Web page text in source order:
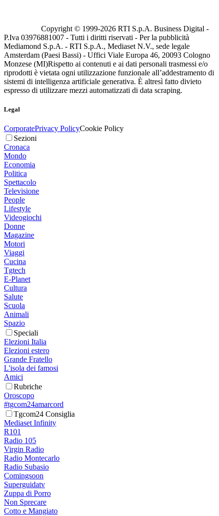
Copyright © 1999-2026 RTI S.p.A. Business Digital -
P.Iva 03976881007 - Tutti i diritti riservati - Per la pubblicità
Mediamond S.p.A. - RTI S.p.A., Mediaset N.V., sede legale
Amsterdam (Paesi Bassi) - Uffici Viale Europa 46, 20093 Cologno
Monzese (MI)Rispetto ai contenuti e ai dati personali trasmessi e/o
riprodotti è vietata ogni utilizzazione funzionale all’addestramento di
sistemi di intelligenza artificiale generativa. È altresì fatto divieto
espresso di utilizzare mezzi automatizzati di data scraping.
Legal
CorporatePrivacy PolicyCookie Policy
Sezioni
Cronaca
Mondo
Economia
Politica
Spettacolo
Televisione
People
Lifestyle
Videogiochi
Donne
Magazine
Motori
Viaggi
Cucina
Tgtech
E-Planet
Cultura
Salute
Scuola
Animali
Spazio
Speciali
Elezioni Italia
Elezioni estero
Grande Fratello
L'isola dei famosi
Amici
Rubriche
Oroscopo
#tgcom24amarcord
Tgcom24 Consiglia
Mediaset Infinity
R101
Radio 105
Virgin Radio
Radio Montecarlo
Radio Subasio
Comingsoon
Superguidatv
Zuppa di Porro
Non Sprecare
Cotto e Mangiato